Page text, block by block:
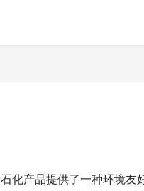
化产品提供了一种环境友